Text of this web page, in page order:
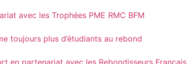
avec les Trophées PME RMC BFM
toujours plus d’étudiants au rebond